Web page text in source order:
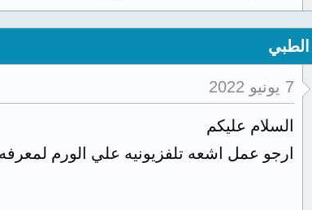
الطبي
7 يونيو 2022
السلام عليكم
ارجو عمل اشعه تلفزيونيه علي الورم